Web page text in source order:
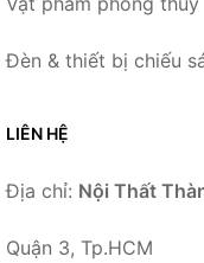
Đèn & thiết bị chiếu
LIÊN HỆ
Địa chỉ: Nội Thất
Quận 3, Tp.HCM